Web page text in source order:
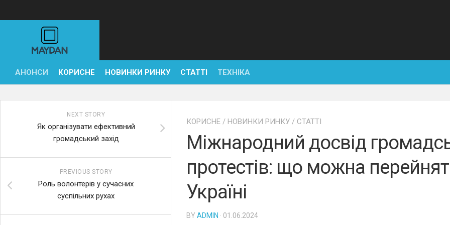
АНОНСИ КОРИСНЕ НОВИНКИ РИНКУ СТАТТІ ТЕХНІКА
КОРИСНЕ / НОВИНКИ РИНКУ / СТАТТІ
Міжнародний досвід
протестів: що можна
Україні
BY ADMIN · 01.06.2024
NEXT STORY
Як організувати ефективний
громадський захід
PREVIOUS STORY
Роль волонтерів у сучасних
суспільних рухах